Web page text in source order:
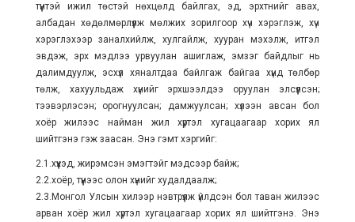
түүнтэй ижил төстэй нөхцөлд байлгах, эд, эрхтнийг авах,
албадан хөдөлмөрлүүлж мөлжих зорилгоор хүч хэрэглэж, хүч
хэрэглэхээр заналхийлж, хулгайлж, хууран мэхэлж, итгэл
эвдэж, эрх мэдлээ урвуулан ашиглаж, эмзэг байдлыг нь
далимдуулж, эсхүл хяналтдаа байлгаж байгаа хүнд төлбөр
төлж, хахуульдаж хүнийг эрхшээлдээ оруулан элсүүлсэн;
тээвэрлэсэн; орогнуулсан; дамжуулсан; хүлээн авсан бол
хоёр жилээс найман жил хүртэл хугацаагаар хорих ял
шийтгэнэ гэж заасан. Энэ гэмт хэргийг:
2.1.хүүхэд, жирэмсэн эмэгтэйг мэдсээр байж;
2.2.хоёр, түүнээс олон хүнийг худалдаалж;
2.3.Монгол Улсын хилээр нэвтрүүлж үйлдсэн бол таван жилээс
арван хоёр жил хүртэл хугацаагаар хорих ял шийтгэнэ. Энэ